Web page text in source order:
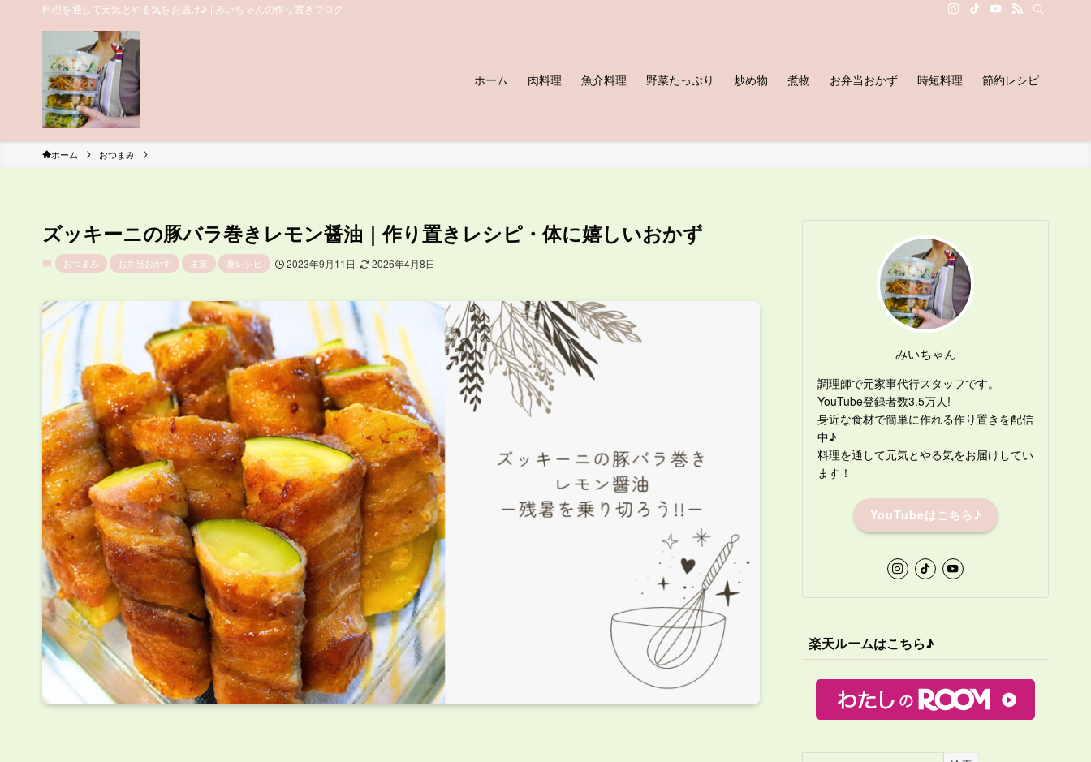
料理を通して元気とやる気をお届け♪ | みいちゃんの作り置きブログ
ホーム 肉料理 魚介料理 野菜たっぷり 炒め物 煮物 お弁当おかず 時短料理 節約レシピ
ホーム おつまみ
ズッキーニの豚バラ巻きレモン醤油｜作り置きレシピ・体に嬉しいおかず
おつまみ お弁当おかず 主菜 夏レシピ 2023年9月11日 2026年4月8日
みいちゃん
調理師で元家事代行スタッフです。
YouTube登録者数3.5万人!
身近な食材で簡単に作れる作り置きを配信
中♪
料理を通して元気とやる気をお届けしてい
ます！
YouTubeはこちら♪
楽天ルームはこちら♪